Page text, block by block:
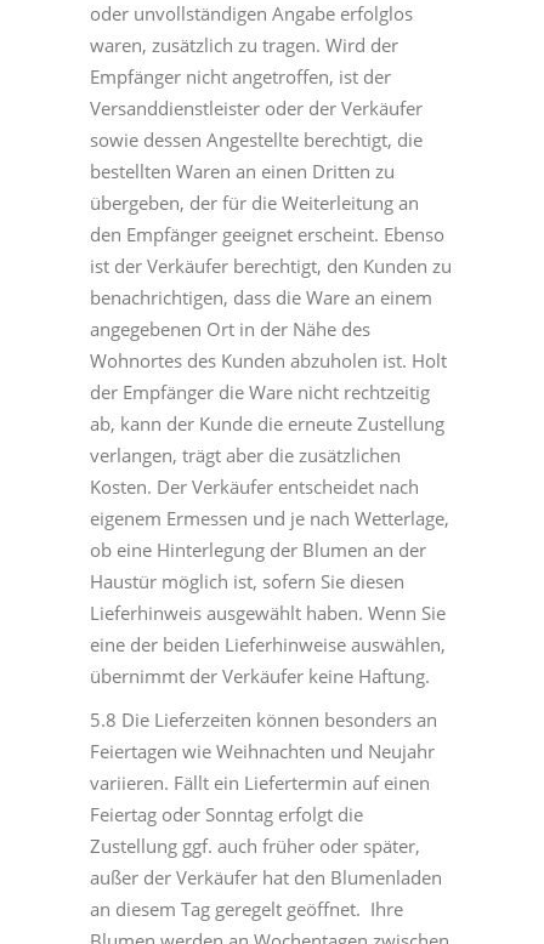
oder unvollständigen Angabe erfolglos
waren, zusätzlich zu tragen. Wird der
Empfänger nicht angetroffen, ist der
Versanddienstleister oder der Verkäufer
sowie dessen Angestellte berechtigt, die
bestellten Waren an einen Dritten zu
übergeben, der für die Weiterleitung an
den Empfänger geeignet erscheint. Ebenso
ist der Verkäufer berechtigt, den Kunden zu
benachrichtigen, dass die Ware an einem
angegebenen Ort in der Nähe des
Wohnortes des Kunden abzuholen ist. Holt
der Empfänger die Ware nicht rechtzeitig
ab, kann der Kunde die erneute Zustellung
verlangen, trägt aber die zusätzlichen
Kosten. Der Verkäufer entscheidet nach
eigenem Ermessen und je nach Wetterlage,
ob eine Hinterlegung der Blumen an der
Haustür möglich ist, sofern Sie diesen
Lieferhinweis ausgewählt haben. Wenn Sie
eine der beiden Lieferhinweise auswählen,
übernimmt der Verkäufer keine Haftung.
5.8 Die Lieferzeiten können besonders an
Feiertagen wie Weihnachten und Neujahr
variieren. Fällt ein Liefertermin auf einen
Feiertag oder Sonntag erfolgt die
Zustellung ggf. auch früher oder später,
außer der Verkäufer hat den Blumenladen
an diesem Tag geregelt geöffnet. Ihre